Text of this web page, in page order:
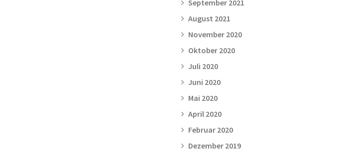
September 2021
August 2021
November 2020
Oktober 2020
Juli 2020
Juni 2020
Mai 2020
April 2020
Februar 2020
Dezember 2019